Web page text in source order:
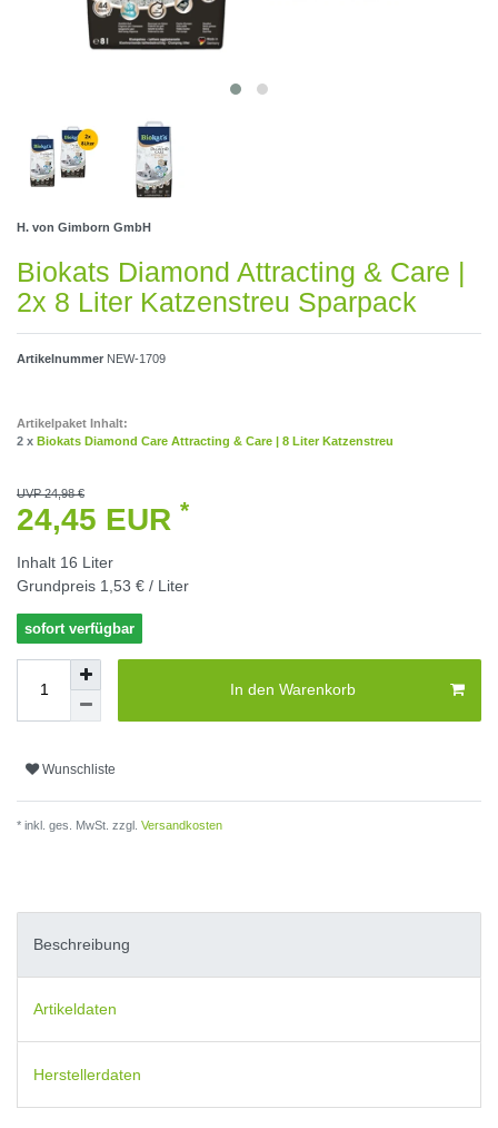
H. von Gimborn GmbH
Biokats Diamond Attracting & Care |
2x 8 Liter Katzenstreu Sparpack
Artikelnummer NEW-1709
Artikelpaket Inhalt:
2 x Biokats Diamond Care Attracting & Care | 8 Liter Katzenstreu
UVP 24,98 €
24,45 EUR *
Inhalt 16 Liter
Grundpreis 1,53 € / Liter
sofort verfügbar
In den Warenkorb
Wunschliste
* inkl. ges. MwSt. zzgl. Versandkosten
Beschreibung
Artikeldaten
Herstellerdaten